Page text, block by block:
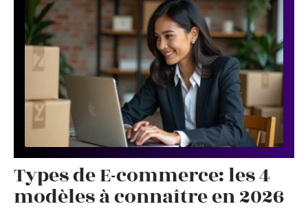
Types de E-commerce: les 4
modèles à connaître en 2026